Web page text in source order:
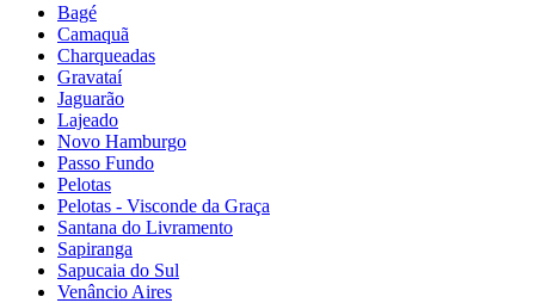
Bagé
Camaquã
Charqueadas
Gravataí
Jaguarão
Lajeado
Novo Hamburgo
Passo Fundo
Pelotas
Pelotas - Visconde da Graça
Santana do Livramento
Sapiranga
Sapucaia do Sul
Venâncio Aires